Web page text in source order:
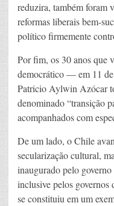
reduzira, também foram
reformas liberais bem-
político firmemente
Por fim, os 30 anos que
democrático — em 11
Patricio Aylwin Azócar
denominado “transição
acompanhados com
De um lado, o Chile
secularização cultural,
inaugurado pelo
inclusive pelos governos
se constituiu em um